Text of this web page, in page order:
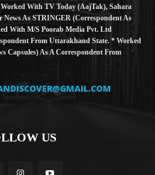
With TV Today (AajTak), Sahara
News As STRINGER (Correspondent As
With M/S Poorab Media Pvt. Ltd
From Uttarakhand State. * Worked
Capsules) As A Correspondent From
US